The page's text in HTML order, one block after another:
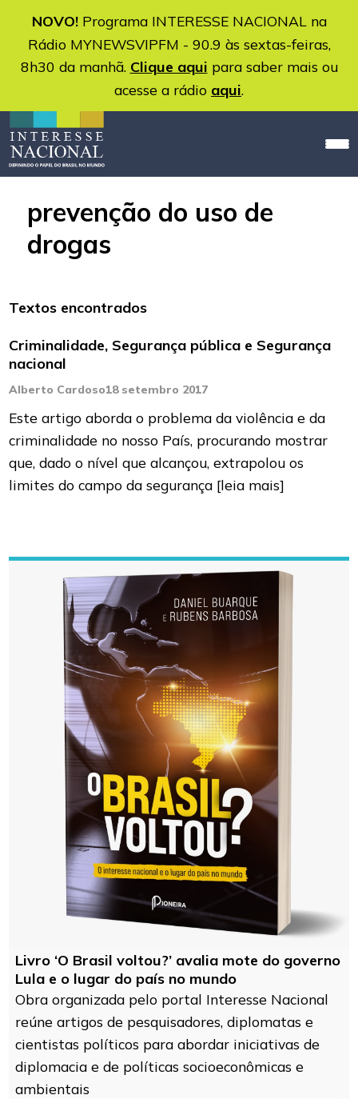
NOVO!Programa INTERESSE NACIONAL na
Rádio MYNEWSVIPFM - 90.9 às sextas-feiras,
8h30 da manhã. Clique aqui para saber mais ou
acesse a rádio aqui.
prevenção do uso de
drogas
Textos encontrados
Criminalidade, Segurança pública e Segurança
nacional
Alberto Cardoso18 setembro 2017
Este artigo aborda o problema da violência e da
criminalidade no nosso País, procurando mostrar
que, dado o nível que alcançou, extrapolou os
limites do campo da segurança [leia mais]
Livro ‘O Brasil voltou?’ avalia mote do governo
Lula e o lugar do país no mundo
Obra organizada pelo portal Interesse Nacional
reúne artigos de pesquisadores, diplomatas e
cientistas políticos para abordar iniciativas de
diplomacia e de políticas socioeconômicas e
ambientais